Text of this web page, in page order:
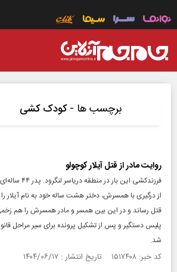
برچسب ها -کودک کشی
روایت مادر از قتل آیلار کوچولو
فرزندکشی این
از درگیری با همسرش، دختر هشت ساله خود به نام آیلار
قتل رساند و در این بین همسر و مادر همسرش را هم
پلیس دستگیر و پس از تشکیل پرونده برای سیر مراحل
شد.
کد خبر: ۱۵۱۷۴۰۸ تاریخ انتشار : ۱۴۰۴/۰۶/۱۷